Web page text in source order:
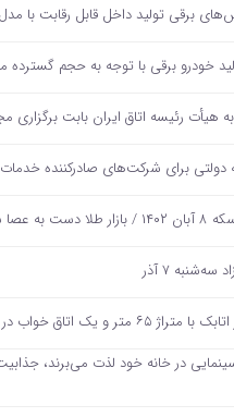
برقی تولید داخل قابل رقابت با
خودرو‌ برقی با توجه به حجم گسترده
رئیسه اتاق‌ ایران بابت برگزاری
برای شرکت‌های صادرکننده
عصا شد
۷ آذر